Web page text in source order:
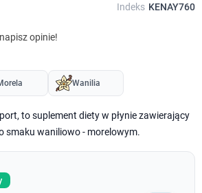
Indeks KENAY760
opinie!
Wanilia
to suplement diety w płynie zawierający
smaku waniliowo - morelowym.